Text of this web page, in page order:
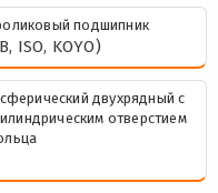
подшипник
ISO, KOYO)
двухрядный с
отверстием